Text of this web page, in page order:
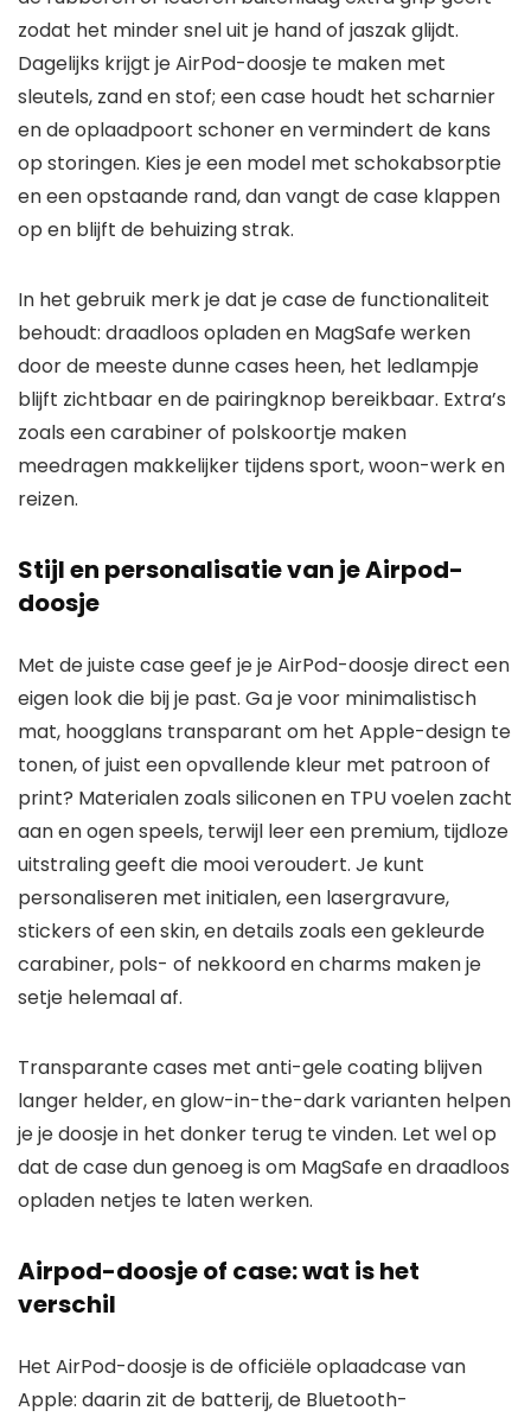
zodat het minder snel uit je hand of jaszak glijdt.
Dagelijks krijgt je AirPod-doosje te maken met
sleutels, zand en stof; een case houdt het scharnier
en de oplaadpoort schoner en vermindert de kans
op storingen. Kies je een model met schokabsorptie
en een opstaande rand, dan vangt de case klappen
op en blijft de behuizing strak.
In het gebruik merk je dat je case de functionaliteit
behoudt: draadloos opladen en MagSafe werken
door de meeste dunne cases heen, het ledlampje
blijft zichtbaar en de pairingknop bereikbaar. Extra’s
zoals een carabiner of polskoortje maken
meedragen makkelijker tijdens sport, woon-werk en
reizen.
Stijl en personalisatie van je Airpod-
doosje
Met de juiste case geef je je AirPod-doosje direct een
eigen look die bij je past. Ga je voor minimalistisch
mat, hoogglans transparant om het Apple-design te
tonen, of juist een opvallende kleur met patroon of
print? Materialen zoals siliconen en TPU voelen zacht
aan en ogen speels, terwijl leer een premium, tijdloze
uitstraling geeft die mooi veroudert. Je kunt
personaliseren met initialen, een lasergravure,
stickers of een skin, en details zoals een gekleurde
carabiner, pols- of nekkoord en charms maken je
setje helemaal af.
Transparante cases met anti-gele coating blijven
langer helder, en glow-in-the-dark varianten helpen
je je doosje in het donker terug te vinden. Let wel op
dat de case dun genoeg is om MagSafe en draadloos
opladen netjes te laten werken.
Airpod-doosje of case: wat is het
verschil
Het AirPod-doosje is de officiële oplaadcase van
Apple: daarin zit de batterij, de Bluetooth-